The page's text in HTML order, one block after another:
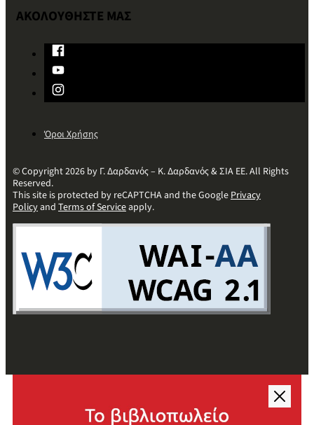
ΑΚΟΛΟΥΘΗΣΤΕ ΜΑΣ
Όροι Χρήσης
© Copyright 2026 by Γ. Δαρδανός – Κ. Δαρδανός & ΣΙΑ ΕΕ. All Rights
Reserved.
This site is protected by reCAPTCHA and the GooglePrivacy
Policyand Terms of Serviceapply.